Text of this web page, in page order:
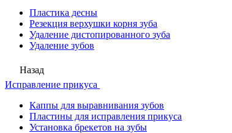
Пластика десны
Резекция верхушки корня зуба
Удаление дистопированного зуба
Удаление зубов
Назад
Исправление прикуса
Каппы для выравнивания зубов
Пластины для исправления прикуса
Установка брекетов на зубы